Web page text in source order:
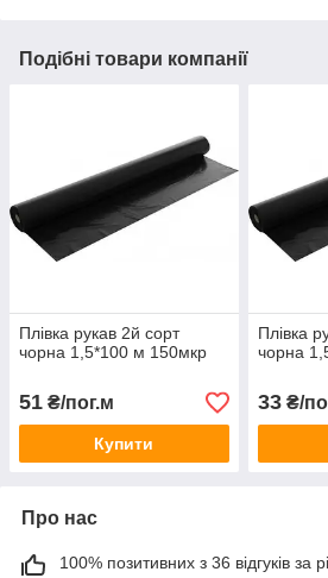
Подібні товари компанії
Плівка рукав 2й сорт
чорна 1,5*100 м 150мкр
51 ₴/пог.м
Купити
Плівка
чорна
33₴/
Про нас
100% позитивних з 36 відгуків за